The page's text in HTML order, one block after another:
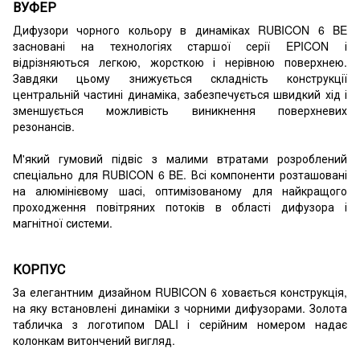
ВУФЕР
Дифузори чорного кольору в динаміках RUBICON 6 BE
засновані на технологіях старшої серії EPICON і
відрізняються легкою, жорсткою і нерівною поверхнею.
Завдяки цьому знижується складність конструкції
центральній частині динаміка, забезпечується швидкий хід і
зменшується можливість виникнення поверхневих
резонансів.
М'який гумовий підвіс з малими втратами розроблений
спеціально для RUBICON 6 BE. Всі компоненти розташовані
на алюмінієвому шасі, оптимізованому для найкращого
проходження повітряних потоків в області дифузора і
магнітної системи.
КОРПУС
За елегантним дизайном RUBICON 6 ховається конструкція,
на яку встановлені динаміки з чорними дифузорами. Золота
табличка з логотипом DALI і серійним номером надає
колонкам витончений вигляд.